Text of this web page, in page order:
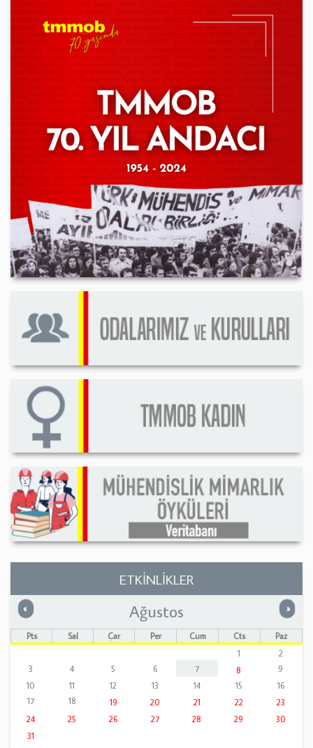
ETKİNLİKLER
« Önceki »
Ağustos
Pts Sal Çar Per Cum Cts
Paz
1
2
3
4 5 6 7 8
9
10
11 12 13 14 15
16
17
18 19 20 21 22
23
24
25 26 27 28 29
30
31